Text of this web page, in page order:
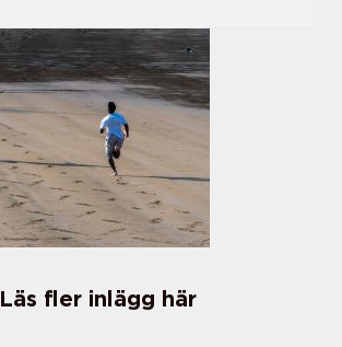
Läs fler inlägg här